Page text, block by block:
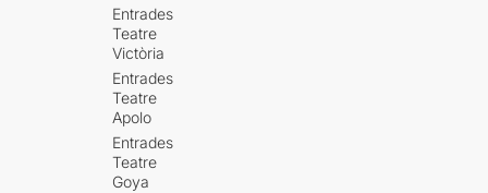
Entrades
Teatre
Victòria
Entrades
Teatre
Apolo
Entrades
Teatre
Goya